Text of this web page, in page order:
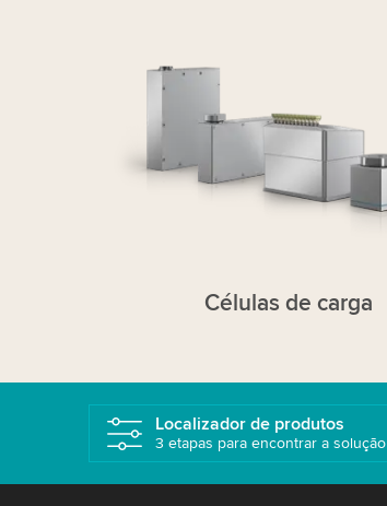
Células de carga
Localizador de produtos
3 etapas para encontrar a solução